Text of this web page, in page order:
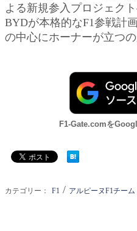
よる新規参入プロジェク
BYDが本格的なF1参戦計
の中心にホーナーが立つの
F1-Gate.comを
カテゴリー： F1 / アルピーヌF1チーム